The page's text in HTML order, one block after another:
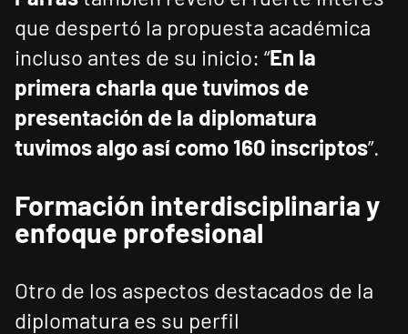
que despertó la propuesta académica
incluso antes de su inicio: “En la
primera charla que tuvimos de
presentación de la diplomatura
tuvimos algo así como 160 inscriptos”.
Formación interdisciplinaria y
enfoque profesional
Otro de los aspectos destacados de la
diplomatura es su perfil